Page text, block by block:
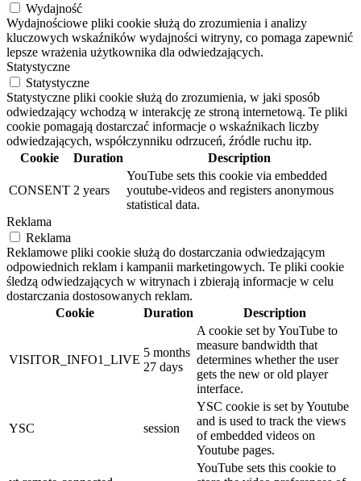
Wydajność
Wydajnościowe pliki cookie służą do zrozumienia i analizy
kluczowych wskaźników wydajności witryny, co pomaga zapewnić
lepsze wrażenia użytkownika dla odwiedzających.
Statystyczne
Statystyczne
Statystyczne pliki cookie służą do zrozumienia, w jaki sposób
odwiedzający wchodzą w interakcję ze stroną internetową. Te pliki
cookie pomagają dostarczać informacje o wskaźnikach liczby
odwiedzających, współczynniku odrzuceń, źródle ruchu itp.
Cookie
Duration Description
CONSENT 2 years
YouTube sets this cookie via embedded
youtube-videos and registers anonymous
statistical data.
Reklama
Reklama
Reklamowe pliki cookie służą do dostarczania odwiedzającym
odpowiednich reklam i kampanii marketingowych. Te pliki cookie
śledzą odwiedzających w witrynach i zbierają informacje w celu
dostarczania dostosowanych reklam.
Cookie
Duration Description
VISITOR_INFO1_LIVE
5 months
27 days
A cookie set by YouTube to
measure bandwidth that
determines whether the user
gets the new or old player
interface.
YSC session
YSC cookie is set by Youtube
and is used to track the views
of embedded videos on
Youtube pages.
YouTube sets this cookie to